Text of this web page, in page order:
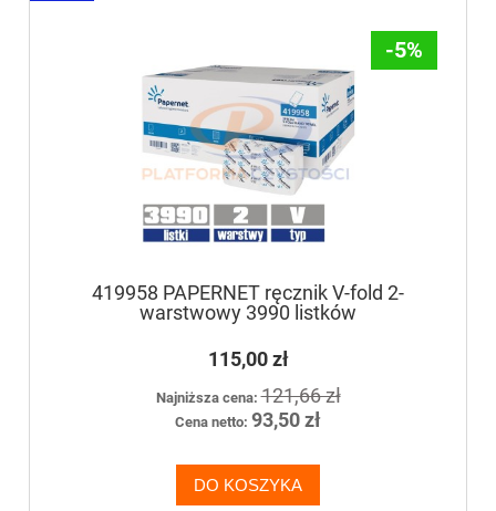
-5%
419958 PAPERNET ręcznik V-fold 2-
warstwowy 3990 listków
115,00 zł
Najniższa cena:121,66 zł
Cena netto: 93,50 zł
DO KOSZYKA